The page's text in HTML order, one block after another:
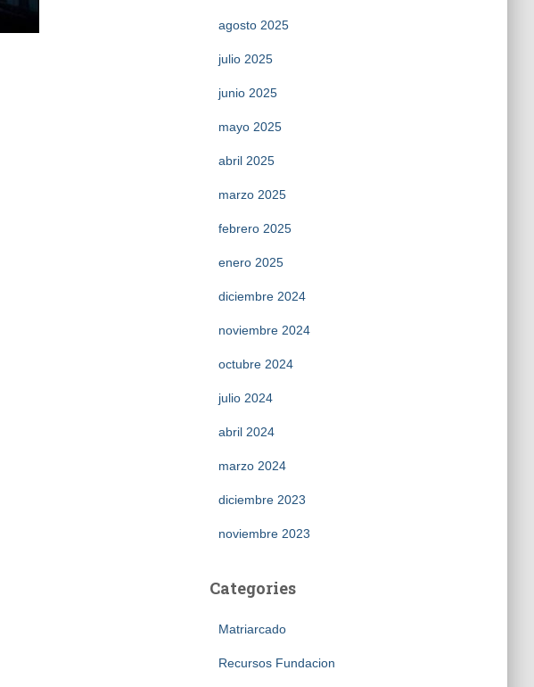
agosto 2025
julio 2025
junio 2025
mayo 2025
abril 2025
marzo 2025
febrero 2025
enero 2025
diciembre 2024
noviembre 2024
octubre 2024
julio 2024
abril 2024
marzo 2024
diciembre 2023
noviembre 2023
Categories
Matriarcado
Recursos Fundacion